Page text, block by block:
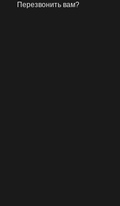
Перезвонить вам?